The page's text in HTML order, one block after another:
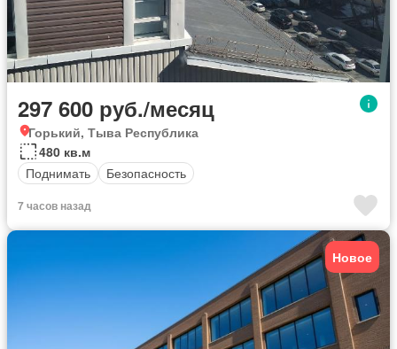
297 600 руб./месяц
Горький, Тыва Республика
480 кв.м
Поднимать
Безопасность
7 часов назад
Новое